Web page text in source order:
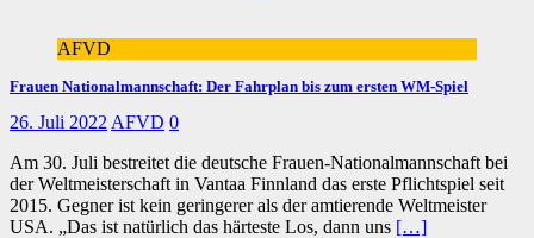
mit
AFVD
Frauen Nationalmannschaft: Der Fahrplan bis zum ersten WM-Spiel
26. Juli 2022 AFVD 0
Am 30. Juli bestreitet die deutsche Frauen-Nationalmannschaft bei
der Weltmeisterschaft in Vantaa Finnland das erste Pflichtspiel seit
2015. Gegner ist kein geringerer als der amtierende Weltmeister
USA. „Das ist natürlich das härteste Los, dann uns […]